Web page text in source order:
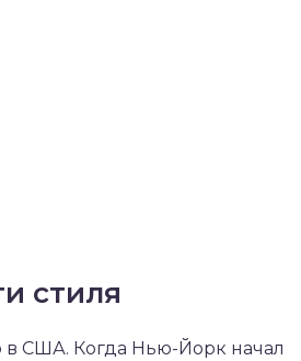
стиля
в США. Когда Нью-Йорк начал